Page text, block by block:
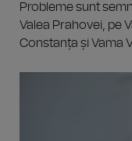
Probleme sunt
Valea Prahovei, pe
Constanța și Vama